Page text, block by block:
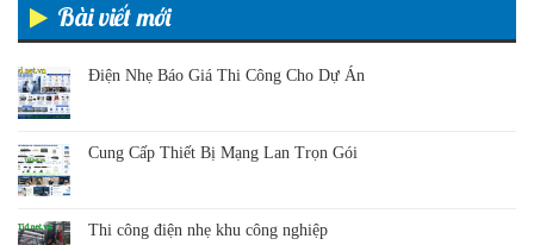
Bài viết mới
Điện Nhẹ Báo Giá Thi Công Cho Dự Án
Cung Cấp Thiết Bị Mạng Lan Trọn Gói
Thi công điện nhẹ khu công nghiệp